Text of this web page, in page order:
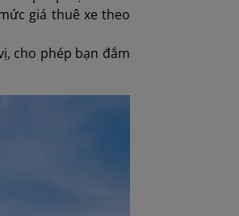
giá thuê xe theo
cho phép bạn đắm